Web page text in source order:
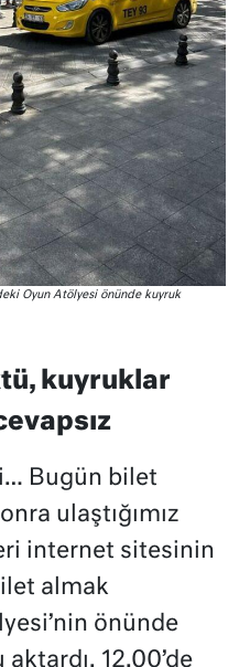
Oyun Atölyesi önünde kuyruk
kuyruklar
Bugün bilet
ulaştığımız
internet sitesinin
almak
önünde
12.00’de